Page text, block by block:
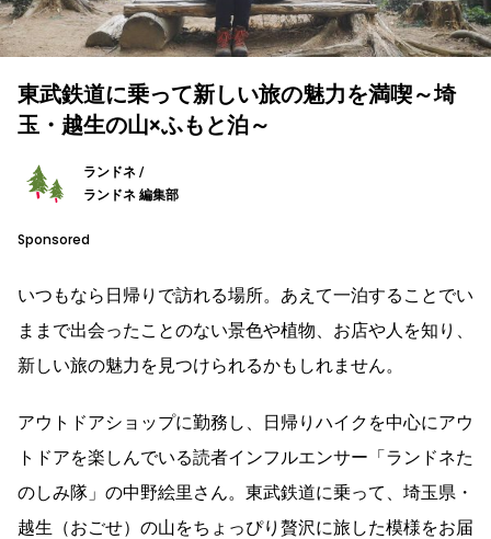
東武鉄道に乗って新しい旅の魅力を満喫～埼
玉・越生の山×ふもと泊～
ランドネ /
ランドネ 編集部
Sponsored
いつもなら日帰りで訪れる場所。あえて一泊することでい
ままで出会ったことのない景色や植物、お店や人を知り、
新しい旅の魅力を見つけられるかもしれません。
アウトドアショップに勤務し、日帰りハイクを中心にアウ
トドアを楽しんでいる読者インフルエンサー「ランドネた
のしみ隊」の中野絵里さん。東武鉄道に乗って、埼玉県・
越生（おごせ）の山をちょっぴり贅沢に旅した模様をお届